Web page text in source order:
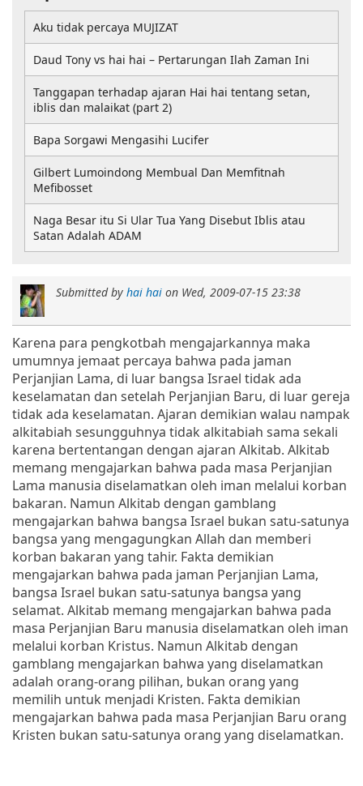
Submitted by hai hai on Wed, 2009-07-15 23:38
Karena para pengkotbah mengajarkannya maka
umumnya jemaat percaya bahwa pada jaman
Perjanjian Lama, di luar bangsa Israel tidak ada
keselamatan dan setelah Perjanjian Baru, di luar gereja
tidak ada keselamatan. Ajaran demikian walau nampak
alkitabiah sesungguhnya tidak alkitabiah sama sekali
karena bertentangan dengan ajaran Alkitab. Alkitab
memang mengajarkan bahwa pada masa Perjanjian
Lama manusia diselamatkan oleh iman melalui korban
bakaran. Namun Alkitab dengan gamblang
mengajarkan bahwa bangsa Israel bukan satu-satunya
bangsa yang mengagungkan Allah dan memberi
korban bakaran yang tahir. Fakta demikian
mengajarkan bahwa pada jaman Perjanjian Lama,
bangsa Israel bukan satu-satunya bangsa yang
selamat. Alkitab memang mengajarkan bahwa pada
masa Perjanjian Baru manusia diselamatkan oleh iman
melalui korban Kristus. Namun Alkitab dengan
gamblang mengajarkan bahwa yang diselamatkan
adalah orang-orang pilihan, bukan orang yang
memilih untuk menjadi Kristen. Fakta demikian
mengajarkan bahwa pada masa Perjanjian Baru orang
Kristen bukan satu-satunya orang yang diselamatkan.
Aku tidak percaya MUJIZAT
Daud Tony vs hai hai – Pertarungan Ilah Zaman Ini
Tanggapan terhadap ajaran Hai hai tentang setan,
iblis dan malaikat (part 2)
Bapa Sorgawi Mengasihi Lucifer
Gilbert Lumoindong Membual Dan Memfitnah
Mefibosset
Naga Besar itu Si Ular Tua Yang Disebut Iblis atau
Satan Adalah ADAM